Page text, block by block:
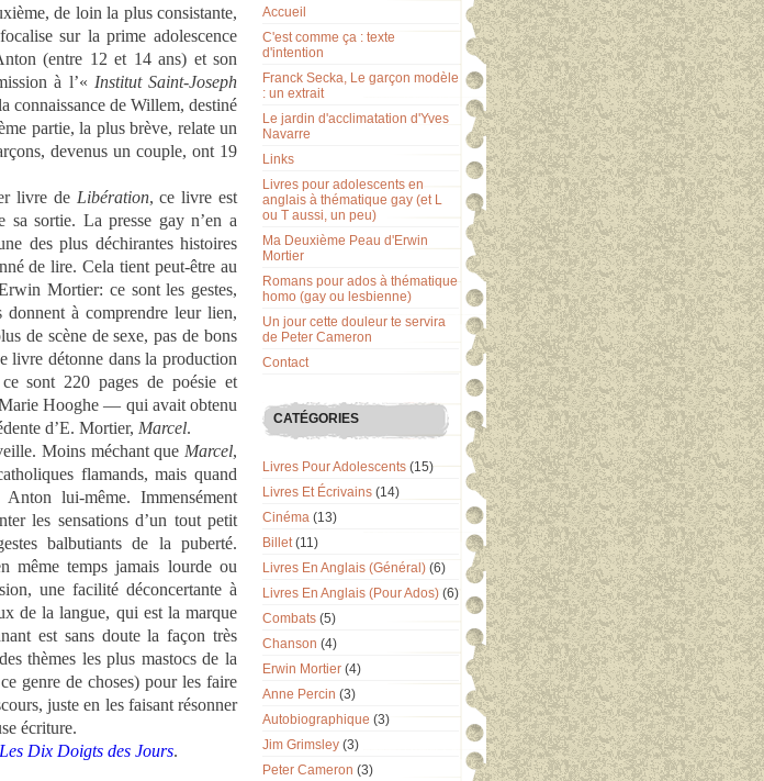
de loin la plus consistante,
sur la prime adolescence
(entre 12 et 14 ans) et son
à l’« Institut Saint-Joseph
connaissance de Willem, destiné
partie, la plus brève, relate un
devenus un couple, ont 19
livre de Libération, ce livre est
sa sortie. La presse gay n’en a
des plus déchirantes histoires
de lire. Cela tient peut-être au
Mortier: ce sont les gestes,
donnent à comprendre leur lien,
de scène de sexe, pas de bons
livre détonne dans la production
sont 220 pages de poésie et
Hooghe — qui avait obtenu
d’E. Mortier, Marcel.
Moins méchant que Marcel,
flamands, mais quand
lui-même. Immensément
les sensations d’un tout petit
balbutiants de la puberté.
même temps jamais lourde ou
une facilité déconcertante à
de la langue, qui est la marque
est sans doute la façon très
thèmes les plus mastocs de la
genre de choses) pour les faire
juste en les faisant résonner
écriture.
Les Dix Doigts des Jours.
Accueil
C'est comme ça : texte
d'intention
Franck Secka, Le garçon modèle
: un extrait
Le jardin d'acclimatation d'Yves
Navarre
Links
Livres pour adolescents en
anglais à thématique gay (et L
ou T aussi, un peu)
Ma Deuxième Peau d'Erwin
Mortier
Romans pour ados à thématique
homo (gay ou lesbienne)
Un jour cette douleur te servira
de Peter Cameron
Contact
CATÉGORIES
Livres Pour Adolescents (15)
Livres Et Écrivains (14)
Cinéma (13)
Billet(11)
Livres En Anglais (général) (6)
Livres En Anglais (pour Ados) (6)
Combats (5)
Chanson (4)
Erwin Mortier (4)
Anne Percin (3)
Autobiographique (3)
Jim Grimsley (3)
Peter Cameron (3)